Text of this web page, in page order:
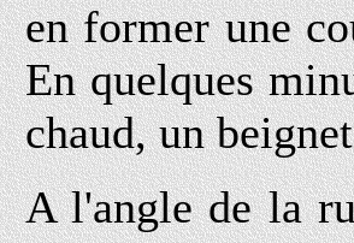
en former une
En quelques
chaud, un
A l'angle de la